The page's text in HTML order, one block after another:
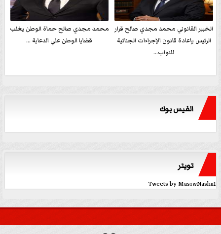
الخبير القانوني محمد مجدي صالح قرار
الرئيس بإعادة قانون الإجراءات الجنائية
للنواب...
محمد مجدي صالح حماة الوطن يغلب
قضايا الوطن علي الدعاية ...
الفيس بوك
تويتر
Tweets by MasrwNasha1